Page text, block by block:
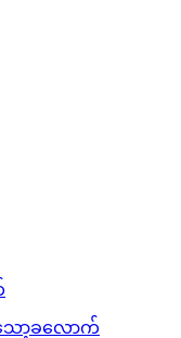
ော့ခလောက်